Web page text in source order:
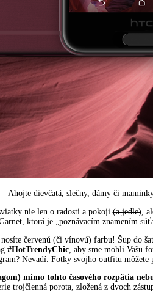
Ahojte dievčatá, slečny, dámy či
nie len o radosti a pokoji(a jedle),
ktorá je „poznávacím znamením
červenú (či vínovú) farbu! Šup do
#HotTrendyChic, aby sme mohli Vašu
Nevadí. Fotky svojho outfitu môžete
mimo tohto časového rozpätia
trojčlenná porota, zložená z dvoch